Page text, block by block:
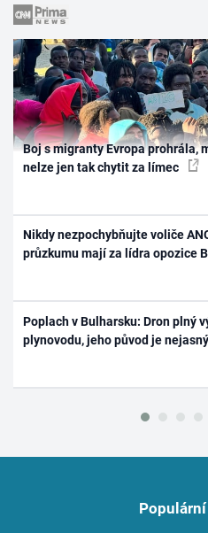
Boj s migranty Evropa prohrála,
nelze jen tak chytit za límec
Nikdy nezpochybňujte voliče
průzkumu mají za lídra opozice
Poplach v Bulharsku: Dron plný
plynovodu, jeho původ je nejasný